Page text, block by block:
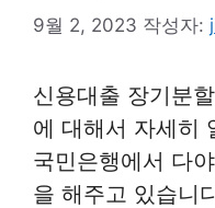
9월 2, 2023 작성자:
신용대출 장기분
에 대해서 자세히
국민은행에서 다
을 해주고 있습니